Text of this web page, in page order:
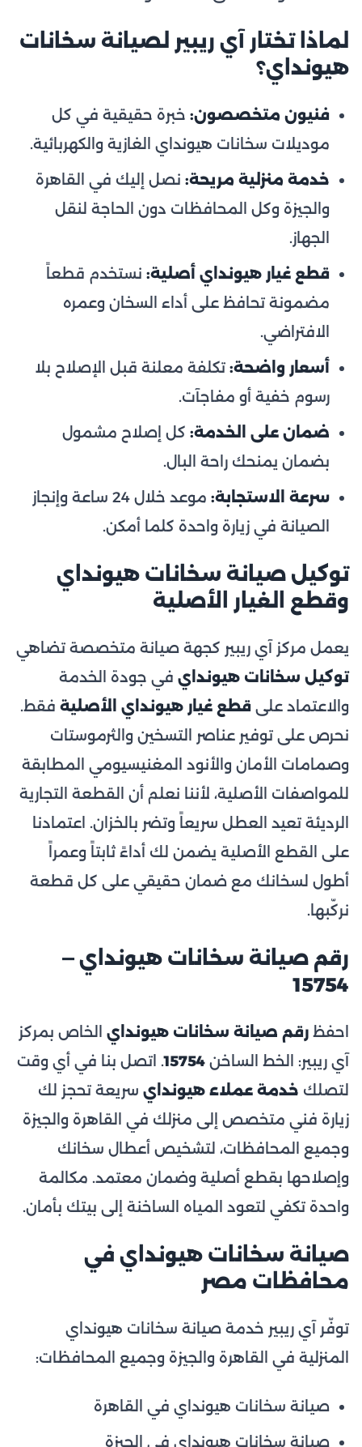
لماذا تختار آي ريبير لصيانة سخانات
هيونداي؟
فنيون متخصصون: خبرة حقيقية في كل
موديلات سخانات هيونداي الغازية والكهربائية.
خدمة منزلية مريحة: نصل إليك في القاهرة
والجيزة وكل المحافظات دون الحاجة لنقل
الجهاز.
قطع غيار هيونداي أصلية: نستخدم قطعاً
مضمونة تحافظ على أداء السخان وعمره
الافتراضي.
أسعار واضحة: تكلفة معلنة قبل الإصلاح بلا
رسوم خفية أو مفاجآت.
ضمان على الخدمة: كل إصلاح مشمول
بضمان يمنحك راحة البال.
سرعة الاستجابة:
موعد خلال 24 ساعة وإنجاز
الصيانة في زيارة واحدة كلما أمكن.
توكيل صيانة سخانات هيونداي
وقطع الغيار الأصلية
يعمل مركز آي ريبير كجهة صيانة متخصصة تضاهي
توكيل سخانات هيونداي في جودة الخدمة
والاعتماد على قطع غيار هيونداي الأصلية فقط.
نحرص على توفير عناصر التسخين والثرموستات
وصمامات الأمان والأنود المغنيسيومي المطابقة
للمواصفات الأصلية، لأننا نعلم أن القطعة التجارية
الرديئة تعيد العطل سريعاً وتضر بالخزان. اعتمادنا
على القطع الأصلية يضمن لك أداءً ثابتاً وعمراً
أطول لسخانك مع ضمان حقيقي على كل قطعة
نركّبها.
رقم صيانة سخانات هيونداي —
15754
احفظ رقم صيانة سخانات هيونداي الخاص بمركز
آي ريبير: الخط الساخن 15754. اتصل بنا في أي وقت
لتصلك خدمة عملاء هيونداي سريعة تحجز لك
زيارة فني متخصص إلى منزلك في القاهرة والجيزة
وجميع المحافظات، لتشخيص أعطال سخانك
وإصلاحها بقطع أصلية وضمان معتمد. مكالمة
واحدة تكفي لتعود المياه الساخنة إلى بيتك بأمان.
صيانة سخانات هيونداي في
محافظات مصر
توفّر آي ريبير خدمة صيانة سخانات هيونداي
المنزلية في القاهرة والجيزة وجميع المحافظات:
صيانة سخانات هيونداي في القاهرة
صيانة سخانات هيونداي في الجيزة